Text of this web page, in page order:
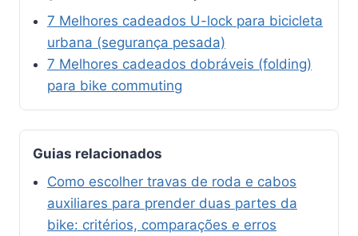
7 Melhores cadeados U-lock para bicicleta
urbana (segurança pesada)
7 Melhores cadeados dobráveis (folding)
para bike commuting
Guias relacionados
Como escolher travas de roda e cabos
auxiliares para prender duas partes da
bike: critérios, comparações e erros